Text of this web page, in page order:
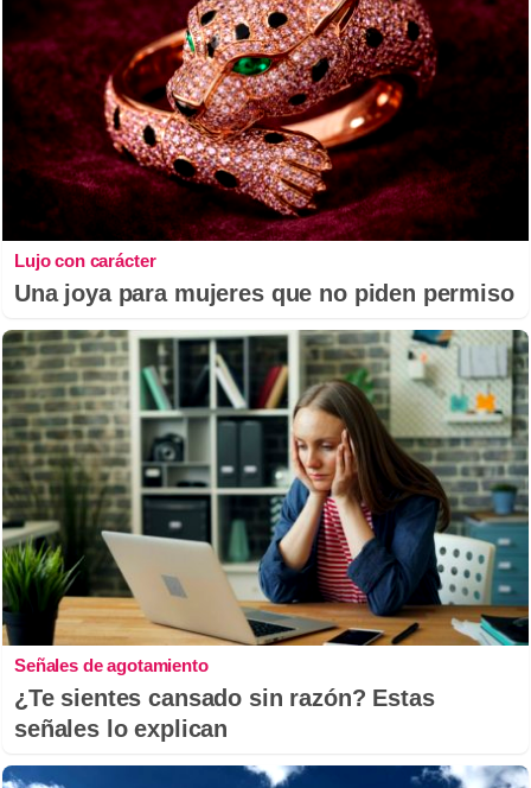
Lujo con carácter
Una joya para mujeres que no piden permiso
Señales de agotamiento
¿Te sientes cansado sin razón? Estas
señales lo explican